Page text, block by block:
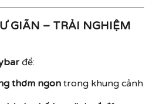
GIÃN – TRẢI NGHIỆM
để:
thơm ngon trong khung cảnh